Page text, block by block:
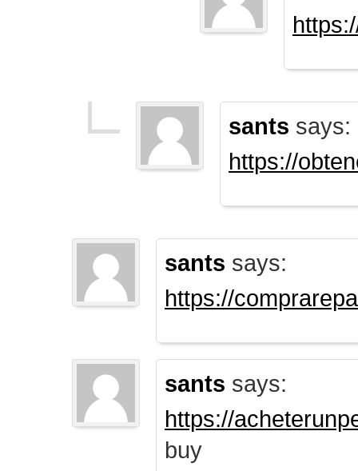
sants says:
https://
sants says:
https://
sants says:
https://
buy